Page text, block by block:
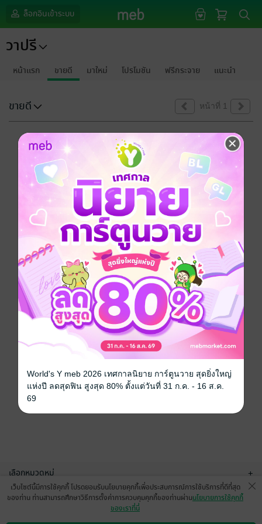
ล็อกอินเข้าระบบ
วาปรี
หน้าแรก ขายดี มาใหม่ โปรโมชัน ฟรีกระจาย แนะนำ
ขายดี หน้าที่ 1
ขออภัยด้วยนะคะ
ไม่พบข้อมูลในหัวข้อที่คุณกำลังชมค่ะ
เลือกหมวดหมู่ +
บริการช่วยเหลือ
เว็บไซต์นี้มีการใช้คุกกี้ โปรดยอมรับนโยบายคุกกี้เพื่อประสบการณ์การใช้บริการที่ดีที่สุด
ของท่าน ท่านสามารถศึกษาวิธีการตั้งค่าการควบคุมคุกกี้ของท่านผ่านนโยบายการใช้คุกกี้
ของเราที่นี่
World's Y meb 2026 เทศกาลนิยาย การ์ตูนวาย สุดยิ่งใหญ่
แห่งปี ลดสุดฟิน สูงสุด 80% ตั้งแต่วันที่ 31 ก.ค. - 16 ส.ค.
69